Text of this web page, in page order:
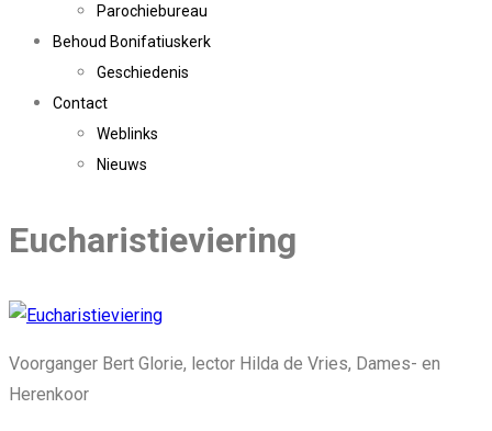
Parochiebureau
Behoud Bonifatiuskerk
Geschiedenis
Contact
Weblinks
Nieuws
Eucharistieviering
Voorganger Bert Glorie, lector Hilda de Vries, Dames- en
Herenkoor